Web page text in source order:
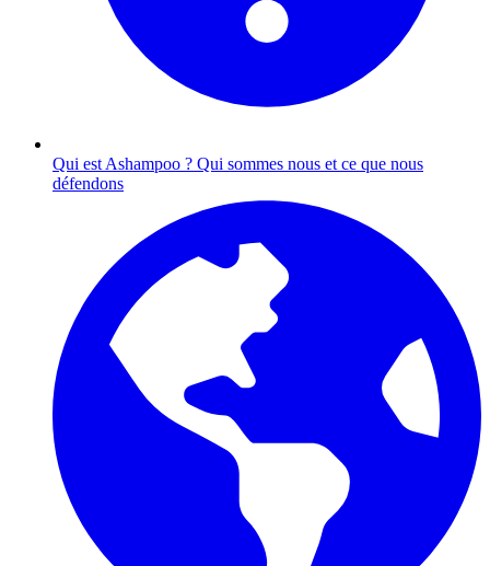
Qui est Ashampoo ? Qui sommes nous et ce que nous
défendons